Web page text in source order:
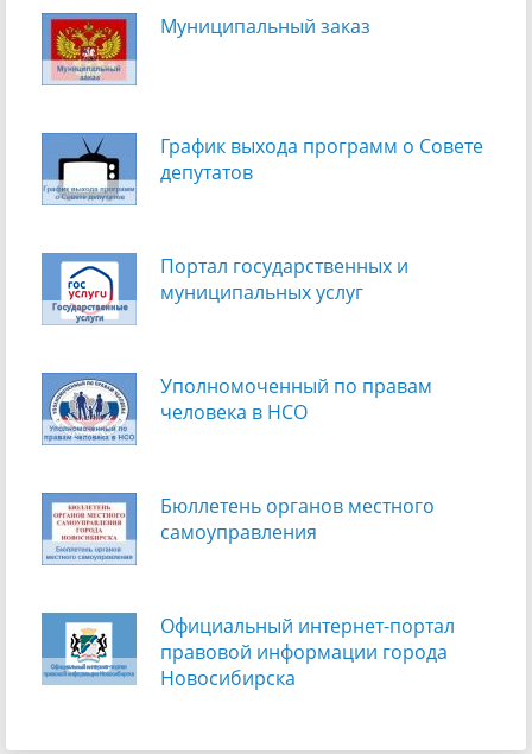
Муниципальный заказ
График выхода программ о Cовете
депутатов
Портал государственных и
муниципальных услуг
Уполномоченный по правам
человека в НСО
Бюллетень органов местного
самоуправления
Официальный интернет-портал
правовой информации города
Новосибирска